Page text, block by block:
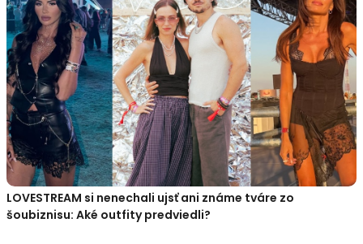
LOVESTREAM si nenechali ujsť ani známe tváre zo
šoubiznisu: Aké outfity predviedli?